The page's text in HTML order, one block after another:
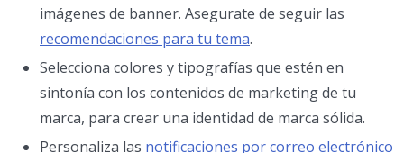
imágenes de banner. Asegurate de seguir las
recomendaciones para tu tema.
Selecciona colores y tipografías que estén en
sintonía con los contenidos de marketing de tu
marca, para crear una identidad de marca sólida.
Personaliza las notificaciones por correo electrónico